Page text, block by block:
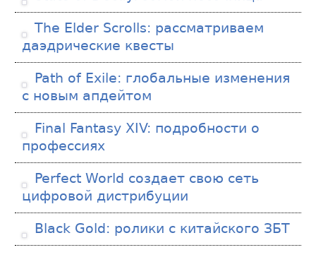
The Elder Scrolls: рассматриваем
даэдрические квесты
Path of Exile: глобальные изменения
с новым апдейтом
Final Fantasy XIV: подробности о
профессиях
Perfect World создает свою сеть
цифровой дистрибуции
Black Gold: ролики с китайского ЗБТ